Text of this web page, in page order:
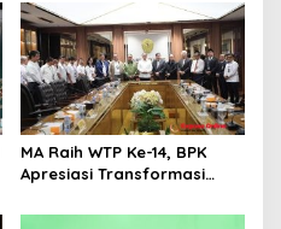
MA Raih WTP Ke-14, BPK
Apresiasi Transformasi